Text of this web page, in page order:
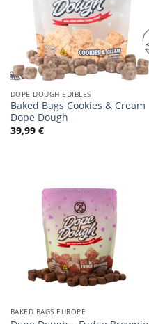
DOPE DOUGH EDIBLES
Baked Bags Cookies & Cream
Dope Dough
39,99 €
BAKED BAGS EUROPE